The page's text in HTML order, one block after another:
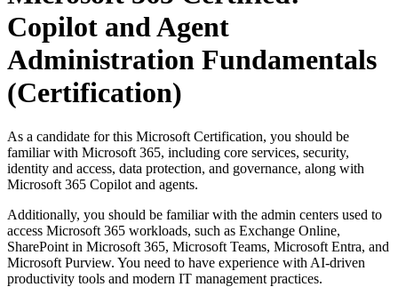
Copilot and Agent
Administration Fundamentals
(Certification)
As a candidate for this Microsoft Certification, you should be
familiar with Microsoft 365, including core services, security,
identity and access, data protection, and governance, along with
Microsoft 365 Copilot and agents.
Additionally, you should be familiar with the admin centers used to
access Microsoft 365 workloads, such as Exchange Online,
SharePoint in Microsoft 365, Microsoft Teams, Microsoft Entra, and
Microsoft Purview. You need to have experience with AI-driven
productivity tools and modern IT management practices.